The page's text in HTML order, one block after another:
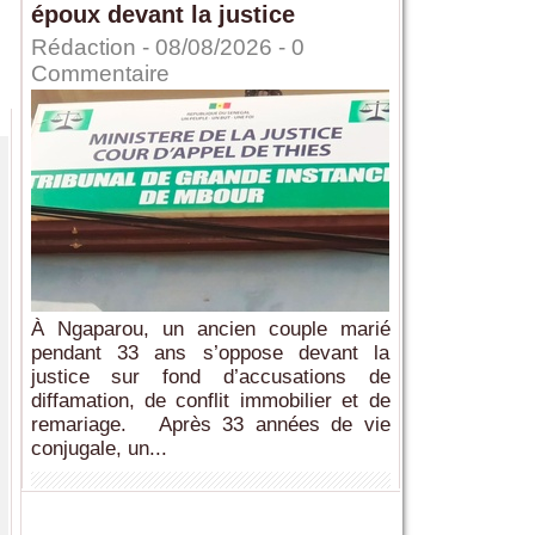
époux devant la justice
Rédaction - 08/08/2026 - 0
Commentaire
À Ngaparou, un ancien couple marié
pendant 33 ans s’oppose devant la
justice sur fond d’accusations de
diffamation, de conflit immobilier et de
remariage. Après 33 années de vie
conjugale, un...